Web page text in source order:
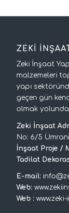
ZEKİ
Zeki İnşaat
malzemeleri
yapı
geçen gün
olmak
Zeki İnşaat
No: 6/5
İnşaat Proje /
Tadilat
E-mail:
Web:
Web :